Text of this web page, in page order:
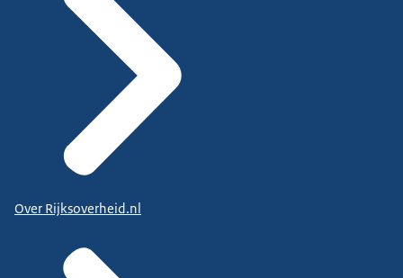
Over Rijksoverheid.nl